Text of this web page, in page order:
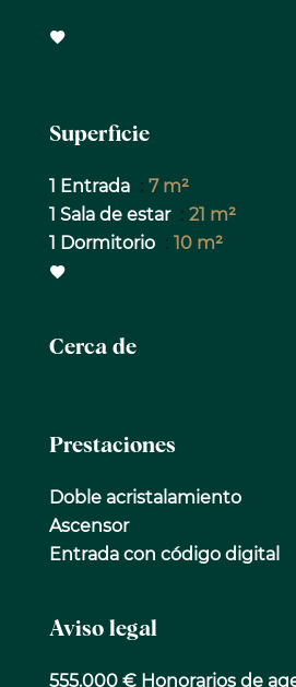
Superficie
1 Entrada
7 m²
1 Sala de estar
21 m²
1 Dormitorio
10 m²
Cerca de
Prestaciones
Doble acristalamiento
Ascensor
Entrada con código digital
Aviso legal
555.000 € Honorarios de